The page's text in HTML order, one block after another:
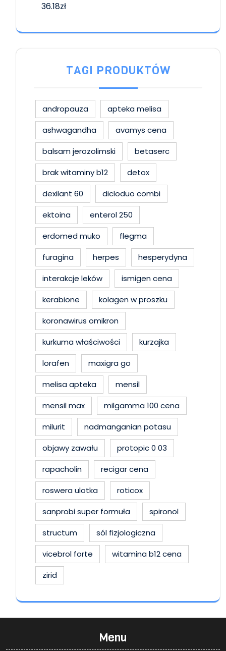
36.18zł
TAGI PRODUKTÓW
andropauza
apteka melisa
ashwagandha
avamys cena
balsam jerozolimski
betaserc
brak witaminy b12
detox
dexilant 60
dicloduo combi
ektoina
enterol 250
erdomed muko
flegma
furagina
herpes
hesperydyna
interakcje leków
ismigen cena
kerabione
kolagen w proszku
koronawirus omikron
kurkuma właściwości
kurzajka
lorafen
maxigra go
melisa apteka
mensil
mensil max
milgamma 100 cena
milurit
nadmanganian potasu
objawy zawału
protopic 0 03
rapacholin
recigar cena
roswera ulotka
roticox
sanprobi super formuła
spironol
structum
sól fizjologiczna
vicebrol forte
witamina b12 cena
zirid
Menu